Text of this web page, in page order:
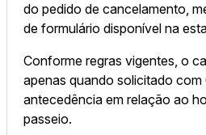
do pedido de cancelamento,
de formulário disponível na
Conforme regras vigentes, o
apenas quando solicitado
antecedência em relação ao
passeio.